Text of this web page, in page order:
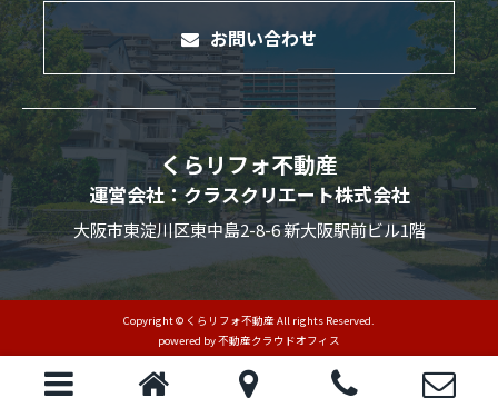
お問い合わせ
くらリフォ不動産
運営会社：クラスクリエート株式会社
大阪市東淀川区東中島2-8-6 新大阪駅前ビル1階
Copyright © くらリフォ不動産 All rights Reserved.
powered by 不動産クラウドオフィス